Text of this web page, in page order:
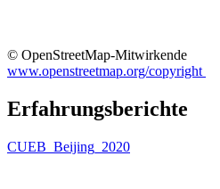
© OpenStreetMap-Mitwirkende
www.openstreetmap.org/copyright
Erfahrungsberichte
CUEB_Beijing_2020